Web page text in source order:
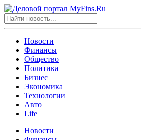
Новости
Финансы
Общество
Политика
Бизнес
Экономика
Технологии
Авто
Life
Новости